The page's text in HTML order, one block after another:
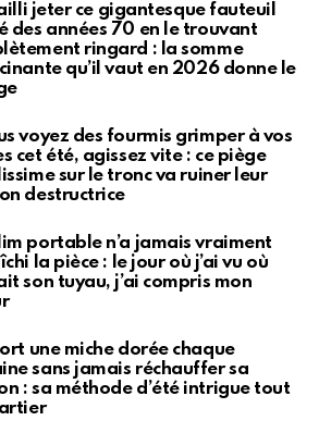
jeter ce gigantesque fauteuil
des années 70 en le trouvant
ringard : la somme
qu’il vaut en 2026 donne le
voyez des fourmis grimper à vos
cet été, agissez vite : ce piège
sur le tronc va ruiner leur
destructrice
portable n’a jamais vraiment
la pièce : le jour où j’ai vu où
son tuyau, j’ai compris mon
une miche dorée chaque
sans jamais réchauffer sa
: sa méthode d’été intrigue tout